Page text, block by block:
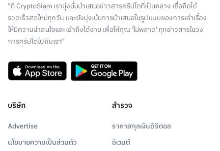
"ที่ CryptoSiam เรามุ่งมั่นนำเสนอข่าวสารคริปโตที่เป็นกลาง เชื่อถือได้
รวดเร็วสดใหม่ทุกวัน และยังมุ่งเน้นการนำเสนอในรูปแบบของการเล่าเรื่อง
ให้มีความน่าสนใจและเข้าถึงได้ง่าย เพื่อให้คุณ 'ไม่พลาด' ทุกข่าวสารในวง
การคริปโตไปกับเรา"
บริษัท
Advertise
นโยบายความเป็นส่วนตัว
สำรวจ
ราคาสกุลเงินดิจิตอล
อีเวนต์